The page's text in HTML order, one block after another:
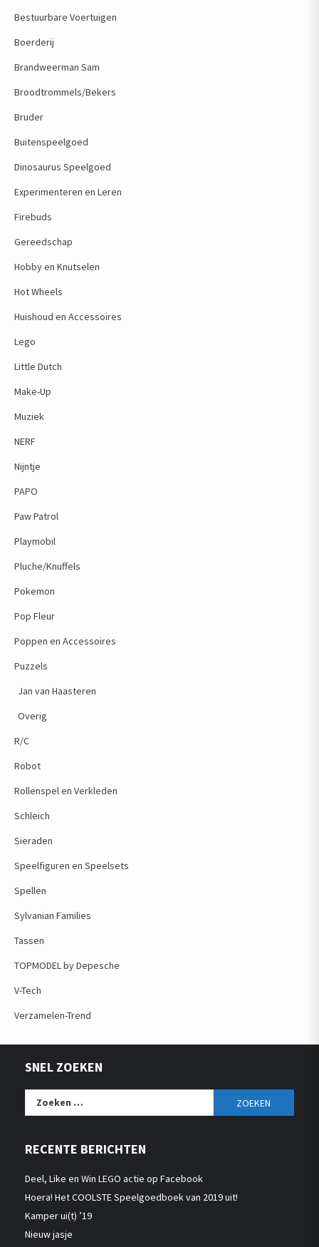
Bestuurbare Voertuigen
Boerderij
Brandweerman Sam
Broodtrommels/Bekers
Bruder
Buitenspeelgoed
Dinosaurus Speelgoed
Experimenteren en Leren
Firebuds
Gereedschap
Hobby en Knutselen
Hot Wheels
Huishoud en Accessoires
Lego
Little Dutch
Make-Up
Muziek
NERF
Nijntje
PAPO
Paw Patrol
Playmobil
Pluche/Knuffels
Pokemon
Pop Fleur
Poppen en Accessoires
Puzzels
Jan van Haasteren
Overig
R/C
Robot
Rollenspel en Verkleden
Schleich
Sieraden
Speelfiguren en Speelsets
Spellen
Sylvanian Families
Tassen
TOPMODEL by Depesche
V-Tech
Verzamelen-Trend
SNEL ZOEKEN
Zoeken
RECENTE BERICHTEN
Deel, Like en Win LEGO actie op Facebook
Hoera! Het COOLSTE Speelgoedboek van 2019 uit!
Kamper ui(t) ’19
Nieuw jasje